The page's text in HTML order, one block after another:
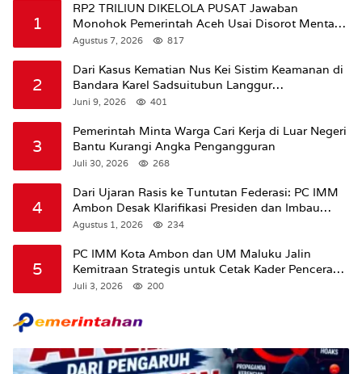
1
RP2 TRILIUN DIKELOLA PUSAT Jawaban
Monohok Pemerintah Aceh Usai Disorot Mentan
Amran Soal Dana Pertanian
Agustus 7, 2026 817
2
Dari Kasus Kematian Nus Kei Sistim Keamanan di
Bandara Karel Sadsuitubun Langgur
Dipertanyakan
Juni 9, 2026 401
3
Pemerintah Minta Warga Cari Kerja di Luar Negeri
Bantu Kurangi Angka Pengangguran
Juli 30, 2026 268
4
Dari Ujaran Rasis ke Tuntutan Federasi: PC IMM
Ambon Desak Klarifikasi Presiden dan Imbau
Tunda Pengibaran Bendera Merah Putih Di
Agustus 1, 2026 234
5
PC IMM Kota Ambon dan UM Maluku Jalin
Kemitraan Strategis untuk Cetak Kader Pencerah
Bangsa “Membangun Peradaban dari Kampus”
Juli 3, 2026 200